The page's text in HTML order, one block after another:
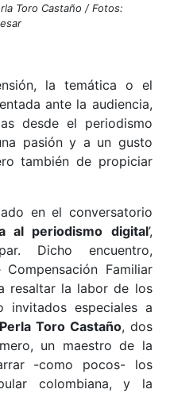
Toro Castaño / Fotos:
la temática o el
ante la audiencia,
desde el periodismo
pasión y a un gusto
también de propiciar
en el conversatorio
al periodismo digital’,
Dicho encuentro,
Familiar
resaltar la labor de los
invitados especiales a
Perla Toro Castaño, dos
un maestro de la
-como pocos- los
colombiana, y la